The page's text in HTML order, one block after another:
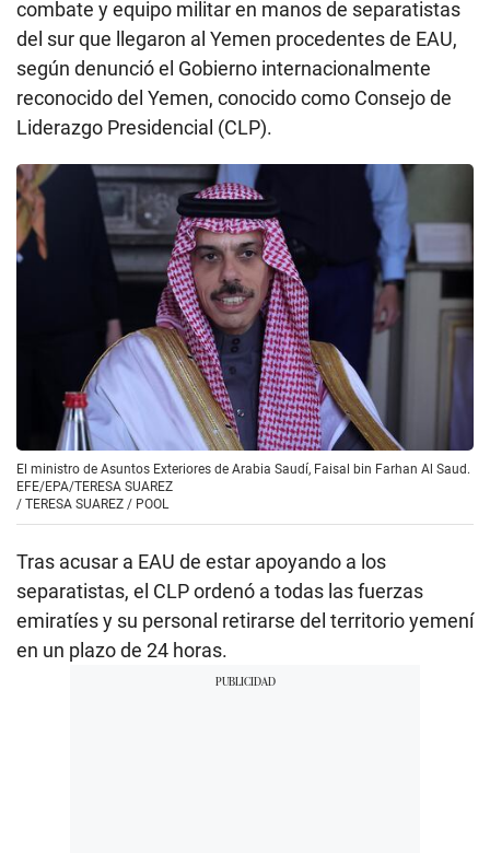
combate y equipo militar en manos de separatistas
del sur que llegaron al Yemen procedentes de EAU,
según denunció el Gobierno internacionalmente
reconocido del Yemen, conocido como Consejo de
Liderazgo Presidencial (CLP).
El ministro de Asuntos Exteriores de Arabia Saudí, Faisal bin Farhan Al Saud.
EFE/EPA/TERESA SUAREZ
/ TERESA SUAREZ / POOL
Tras acusar a EAU de estar apoyando a los
separatistas, el CLP ordenó a todas las fuerzas
emiratíes y su personal retirarse del territorio yemení
en un plazo de 24 horas.